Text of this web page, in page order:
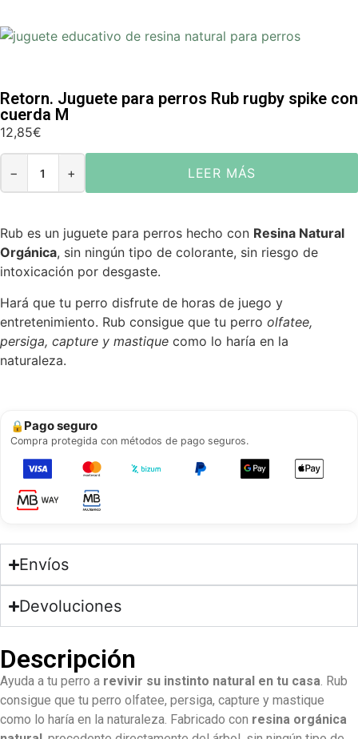
Retorn. Juguete para perros Rub rugby spike con
cuerda M
12,85€
− + LEER MÁS
Rub es un juguete para perros hecho con Resina Natural
Orgánica, sin ningún tipo de colorante, sin riesgo de
intoxicación por desgaste.
Hará que tu perro disfrute de horas de juego y
entretenimiento. Rub consigue que tu perro olfatee,
persiga, capture y mastique como lo haría en la
naturaleza.
🔒 Pago seguro
Compra protegida con métodos de pago seguros.
Envíos
Devoluciones
Descripción
Ayuda a tu perro a revivir su instinto natural en tu casa. Rub
consigue que tu perro olfatee, persiga, capture y mastique
como lo haría en la naturaleza. Fabricado con resina orgánica